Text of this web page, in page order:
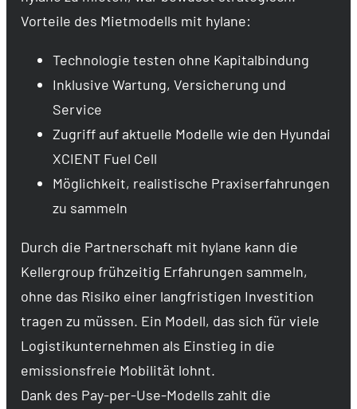
Vorteile des Mietmodells mit hylane:
Technologie testen ohne Kapitalbindung
Inklusive Wartung, Versicherung und
Service
Zugriff auf aktuelle Modelle wie den Hyundai
XCIENT Fuel Cell
Möglichkeit, realistische Praxiserfahrungen
zu sammeln
Durch die Partnerschaft mit hylane kann die
Kellergroup frühzeitig Erfahrungen sammeln,
ohne das Risiko einer langfristigen Investition
tragen zu müssen. Ein Modell, das sich für viele
Logistikunternehmen als Einstieg in die
emissionsfreie Mobilität lohnt.
Dank des Pay-per-Use-Modells zahlt die